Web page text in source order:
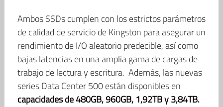
Ambos SSDs cumplen con los estrictos parámetros
de calidad de servicio de Kingston para asegurar un
rendimiento de I/O aleatorio predecible, así como
bajas latencias en una amplia gama de cargas de
trabajo de lectura y escritura. Además, las nuevas
series Data Center 500 están disponibles en
capacidadesde 480GB, 960GB, 1,92TB y 3,84TB.